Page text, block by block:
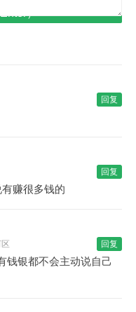
回复
回复
赚很多钱的
回复
钱银都不会主动说自己